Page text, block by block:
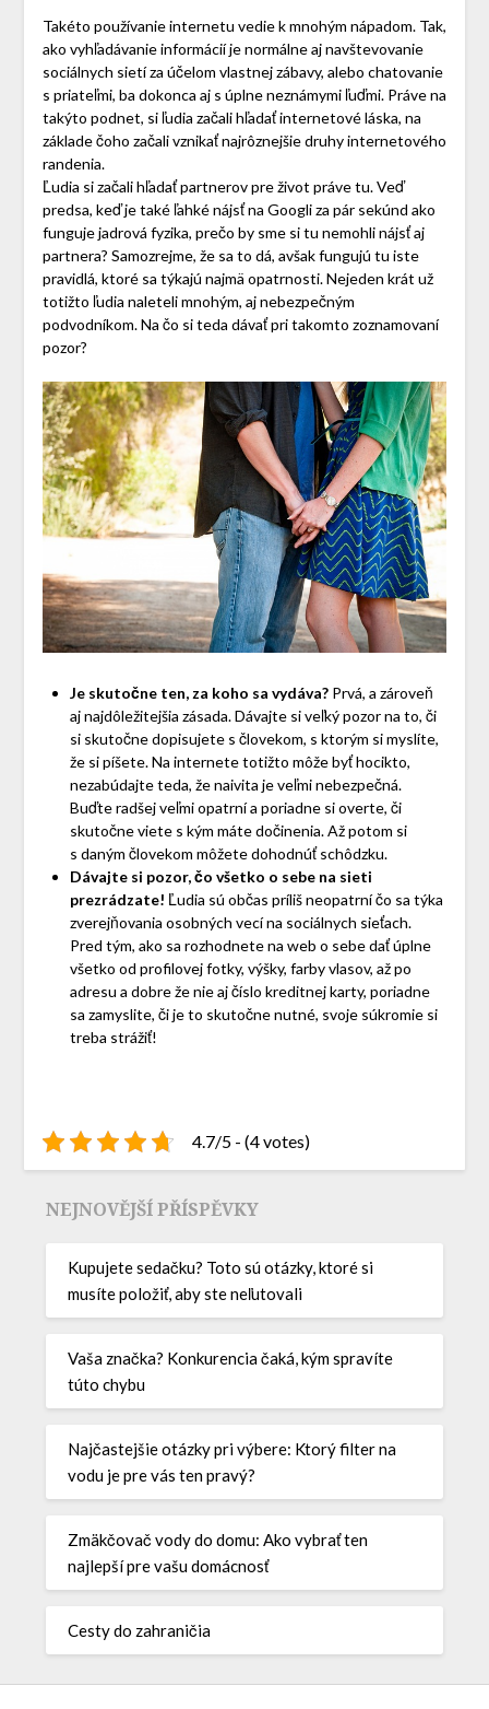
Takéto používanie internetu vedie k mnohým nápadom. Tak,
ako vyhľadávanie informácií je normálne aj navštevovanie
sociálnych sietí za účelom vlastnej zábavy, alebo chatovanie
s priateľmi, ba dokonca aj s úplne neznámymi ľuďmi. Práve na
takýto podnet, si ľudia začali hľadať internetové láska, na
základe čoho začali vznikať najrôznejšie druhy internetového
randenia.
Ľudia si začali hľadať partnerov pre život práve tu. Veď
predsa, keď je také ľahké nájsť na Googli za pár sekúnd ako
funguje jadrová fyzika, prečo by sme si tu nemohli nájsť aj
partnera? Samozrejme, že sa to dá, avšak fungujú tu iste
pravidlá, ktoré sa týkajú najmä opatrnosti. Nejeden krát už
totižto ľudia naleteli mnohým, aj nebezpečným
podvodníkom. Na čo si teda dávať pri takomto zoznamovaní
pozor?
Je skutočne ten, za koho sa vydáva? Prvá, a zároveň
aj najdôležitejšia zásada. Dávajte si veľký pozor na to, či
si skutočne dopisujete s človekom, s ktorým si myslíte,
že si píšete. Na internete totižto môže byť hocikto,
nezabúdajte teda, že naivita je veľmi nebezpečná.
Buďte radšej veľmi opatrní a poriadne si overte, či
skutočne viete s kým máte dočinenia. Až potom si
s daným človekom môžete dohodnúť schôdzku.
Dávajte si pozor, čo všetko o sebe na sieti
prezrádzate! Ľudia sú občas príliš neopatrní čo sa týka
zverejňovania osobných vecí na sociálnych sieťach.
Pred tým, ako sa rozhodnete na web o sebe dať úplne
všetko od profilovej fotky, výšky, farby vlasov, až po
adresu a dobre že nie aj číslo kreditnej karty, poriadne
sa zamyslite, či je to skutočne nutné, svoje súkromie si
treba strážiť!
4.7/5 - (4 votes)
NEJNOVĚJŠÍ PŘÍSPĚVKY
Kupujete sedačku? Toto sú otázky, ktoré si
musíte položiť, aby ste neľutovali
Vaša značka? Konkurencia čaká, kým spravíte
túto chybu
Najčastejšie otázky pri výbere: Ktorý filter na
vodu je pre vás ten pravý?
Zmäkčovač vody do domu: Ako vybrať ten
najlepší pre vašu domácnosť
Cesty do zahraničia